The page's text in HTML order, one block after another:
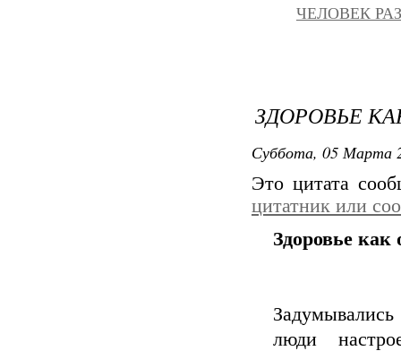
ЧЕЛОВЕК
ЗДОРОВЬЕ
Суббота, 05 Марта
Это цитата
цитатник или
Здоровье
люди